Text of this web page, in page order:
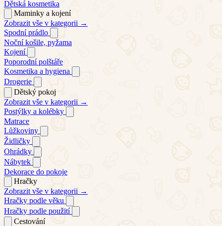
Dětská kosmetika
Maminky a kojení
Zobrazit vše v kategorii →
Spodní prádlo
Noční košile, pyžama
Kojení
Poporodní polštáře
Kosmetika a hygiena
Drogerie
Dětský pokoj
Zobrazit vše v kategorii →
Postýlky a kolébky
Matrace
Lůžkoviny
Židličky
Ohrádky
Nábytek
Dekorace do pokoje
Hračky
Zobrazit vše v kategorii →
Hračky podle věku
Hračky podle použití
Cestování